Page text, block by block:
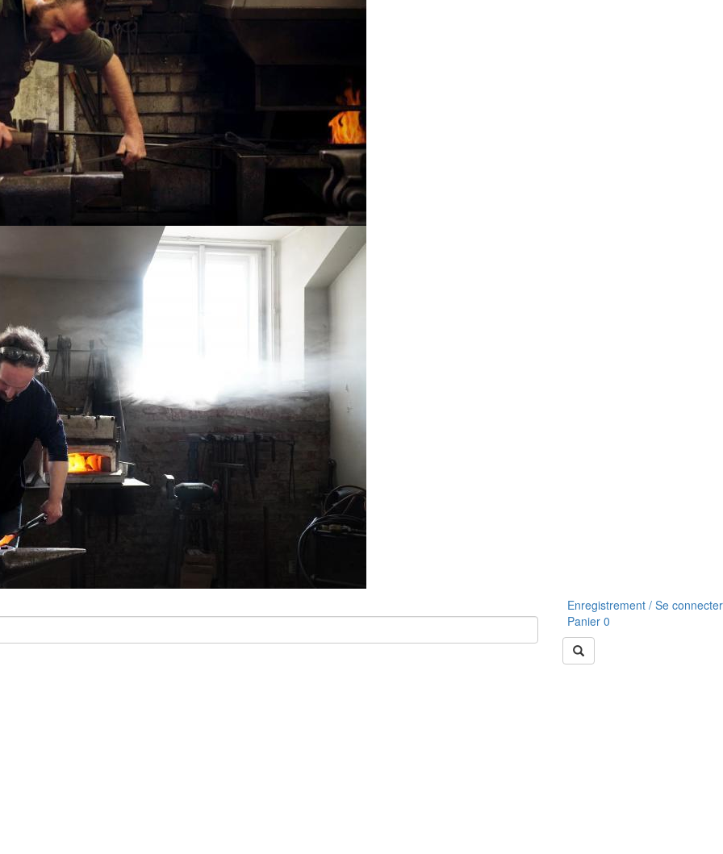
Enregistrement / Se connecter
Panier 0